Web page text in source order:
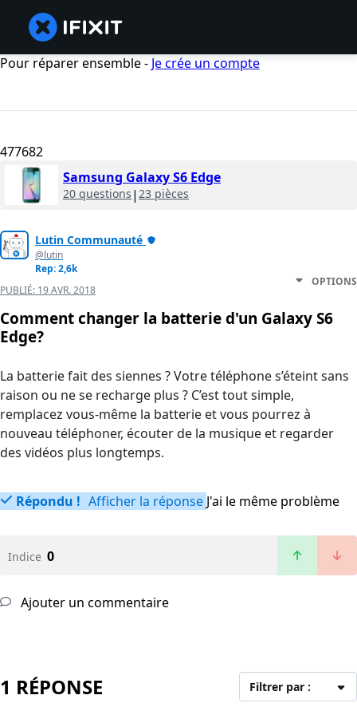
Pour réparer ensemble - Je crée un compte
477682
Samsung Galaxy S6 Edge
20 questions | 23 pièces
Lutin Communauté
@lutin
Rep: 2,6k
PUBLIÉ: 19 AVR. 2018
OPTIONS
Comment changer la batterie d'un Galaxy S6
Edge?
La batterie fait des siennes ? Votre téléphone s’éteint sans
raison ou ne se recharge plus ? C’est tout simple,
remplacez vous-même la batterie et vous pourrez à
nouveau téléphoner, écouter de la musique et regarder
des vidéos plus longtemps.
Répondu ! Afficher la réponse J'ai le même problème
Indice 0
Ajouter un commentaire
1 RÉPONSE Filtrer par :